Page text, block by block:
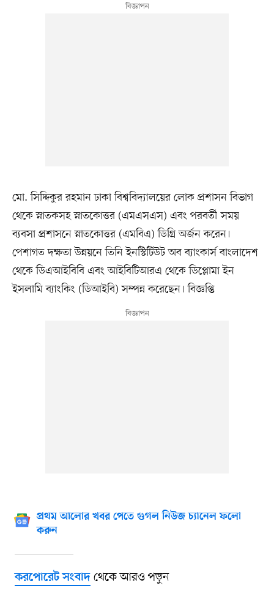
মো. সিদ্দিকুর রহমান ঢাকা বিশ্ববিদ্যালয়ের লোক প্রশাসন বিভাগ
থেকে স্নাতকসহ স্নাতকোত্তর (এমএসএস) এবং পরবর্তী সময়
ব্যবসা প্রশাসনে স্নাতকোত্তর (এমবিএ) ডিগ্রি অর্জন করেন।
পেশাগত দক্ষতা উন্নয়নে তিনি ইনস্টিটিউট অব ব্যাংকার্স বাংলাদেশ
থেকে ডিএআইবিবি এবং আইবিটিআরএ থেকে ডিপ্লোমা ইন
ইসলামি ব্যাংকিং (ডিআইবি) সম্পন্ন করেছেন। বিজ্ঞপ্তি
প্রথম আলোর খবর পেতে গুগল নিউজ চ্যানেল ফলো
করুন
করপোরেট সংবাদথেকে আরও পড়ুন